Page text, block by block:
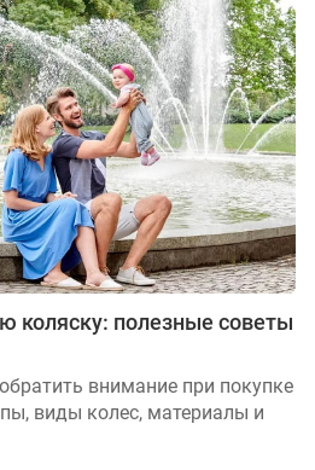
коляску: полезные советы
внимание при покупке
виды колес, материалы и